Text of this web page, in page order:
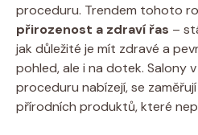
proceduru. Trendem‌ tohoto
přirozenost a zdraví řas –
jak důležité je mít zdravé a
pohled, ‌ale i na dotek. Salony
proceduru nabízejí, se
přírodních produktů, které